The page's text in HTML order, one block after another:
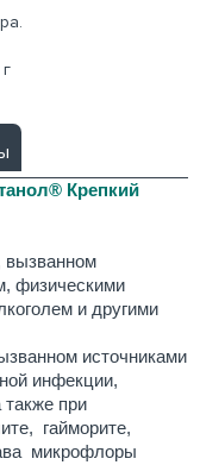
Крепкий
вызванном
физическими
и другими
источниками
инфекции,
при
гайморите,
микрофлоры